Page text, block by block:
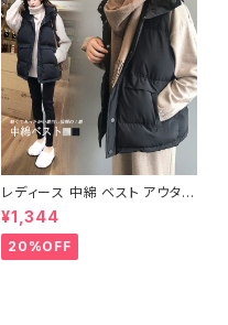
レディース 中綿 ベスト アウター
ノースリーブ ショートベスト 防
寒 軽量 キルティング
¥1,344
20%OFF